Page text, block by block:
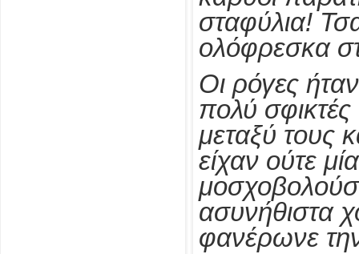
σταφύλια!
ολόφρεσκα
Οι ρόγες ήταν
πολύ σφικτές
μεταξύ τους
είχαν ούτε
ασυνήθιστα
φανέρωνε